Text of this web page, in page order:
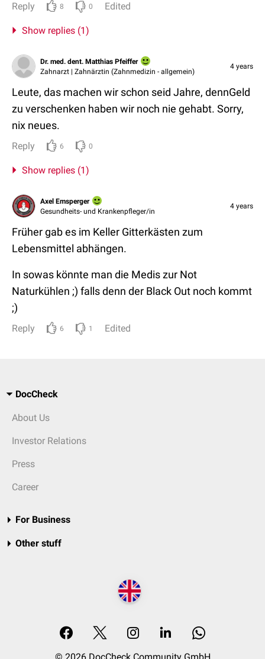
Reply 8 0 Edited
Show replies (1)
Dr. med. dent. Matthias Pfeiffer
Zahnarzt | Zahnärztin (Zahnmedizin - allgemein)
4 years
Leute, das machen wir schon seid Jahre, dennGeld
zu verschenken haben wir noch nie gehabt. Sorry,
nix neues.
Reply 6 0
Show replies (1)
Axel Emsperger
Gesundheits- und Krankenpfleger/in
4 years
Früher gab es im Keller Gitterkästen zum
Lebensmittel abhängen.
In sowas könnte man die Medis zur Not
Naturkühlen ;) falls denn der Black Out noch kommt
;)
Reply 6 1 Edited
DocCheck
About Us
Investor Relations
Press
Career
For Business
Other stuff
© 2026 DocCheck Community GmbH